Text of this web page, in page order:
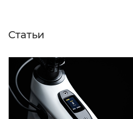
Статьи